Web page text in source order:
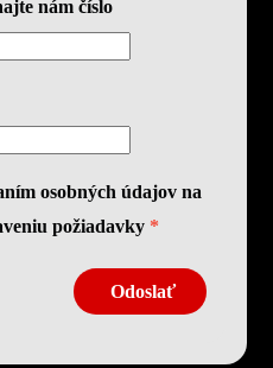
nám číslo
osobných údajov na
požiadavky *
Odoslať